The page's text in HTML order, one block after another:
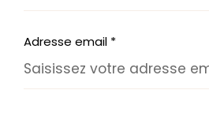
Adresse email *